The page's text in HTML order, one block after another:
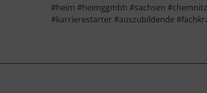
#heim #heimggmbh #sachsen
#karrierestarter #auszubildende